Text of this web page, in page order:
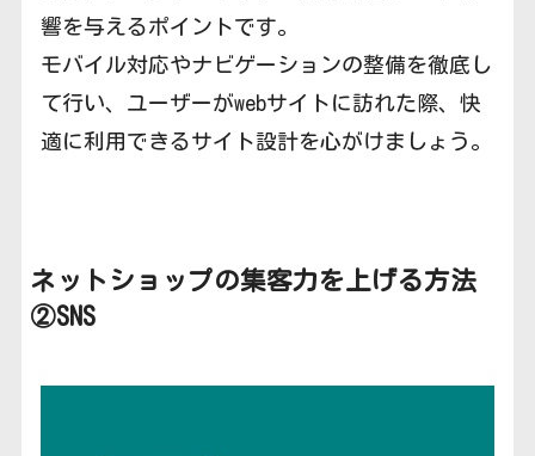
響を与えるポイントです。
モバイル対応やナビゲーションの整備を徹底し
て行い、ユーザーがwebサイトに訪れた際、快
適に利用できるサイト設計を心がけましょう。
ネットショップの集客力を上げる方法
②SNS